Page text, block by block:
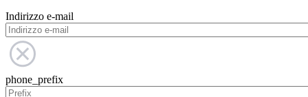
Indirizzo e-mail
phone_prefix